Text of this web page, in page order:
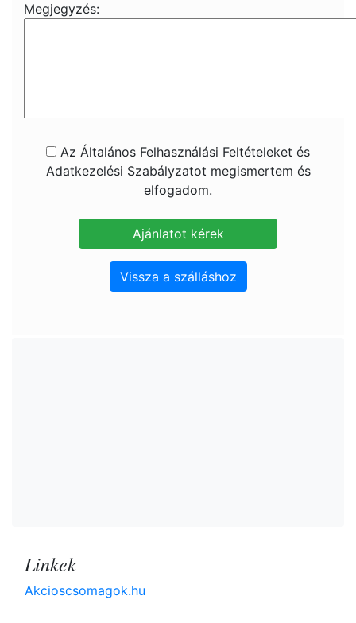
Megjegyzés:
Az Általános Felhasználási Feltételeket és
Adatkezelési Szabályzatot megismertem és
elfogadom.
Vissza a szálláshoz
Linkek
Akcioscsomagok.hu